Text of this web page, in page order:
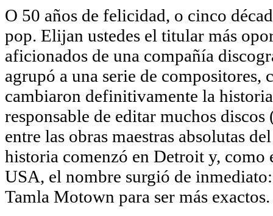
O 50 años de felicidad, o cinco
pop. Elijan ustedes el titular más
aficionados de una compañía
agrupó a una serie de compositores,
cambiaron definitivamente la
responsable de editar muchos
entre las obras maestras absolutas
historia comenzó en Detroit y, como
USA, el nombre surgió de
Tamla Motown para ser más exactos.